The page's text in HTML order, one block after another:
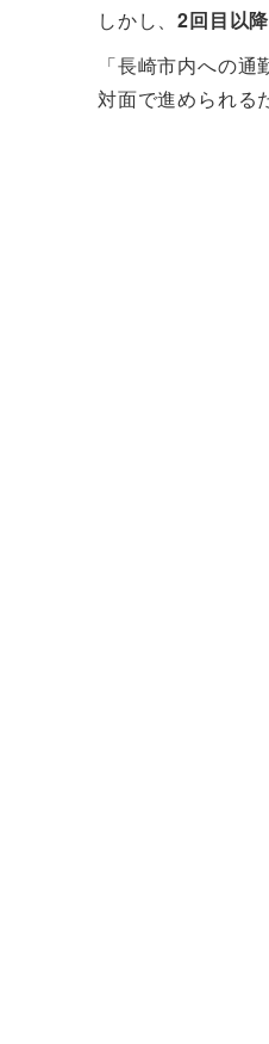
しかし、2回目以
「長崎市内への
対面で進められる